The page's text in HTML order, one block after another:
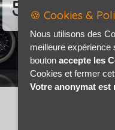
5.0 18 avis
🍪 Cookies &
Nous utilisons des
meilleure expérience
bouton accepte les
Cookies et fermer
Votre anonymat est